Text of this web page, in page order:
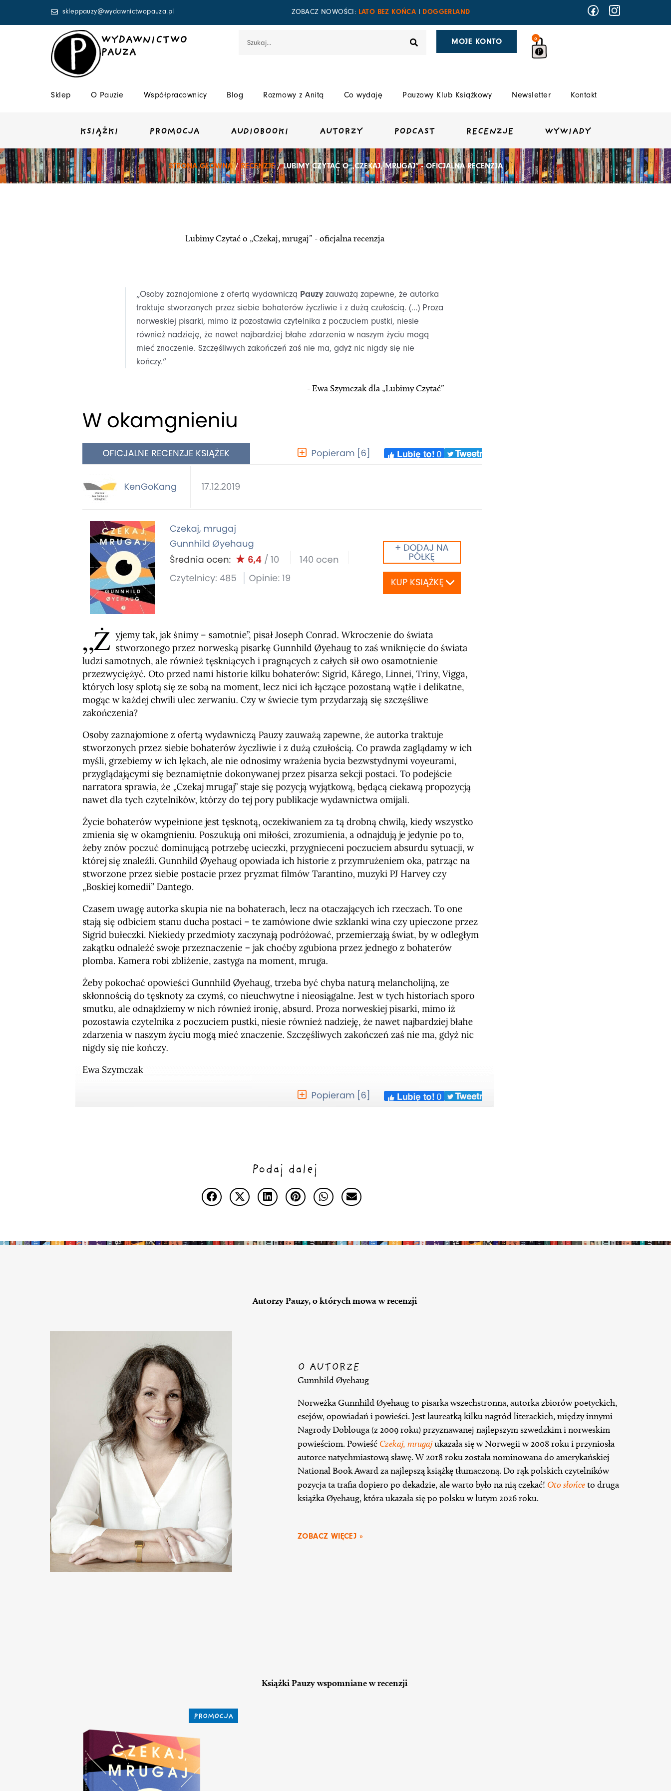
skleppauzy@wydawnictwopauza.pl ZOBACZ NOWOŚCI: LATO BEZ KOŃCA DOGGERLAND
WYDAWNICTWO
PAUZA
MOJE KONTO 0
Sklep O Pauzie Współpracownicy Blog Rozmowy z Anitą Co wydaję Pauzowy Klub Książkowy Newsletter Kontakt
KSIĄŻKI PROMOCJA AUDIOBOOKI AUTORZY PODCAST RECENZJE WYWIADY
STRONA GŁÓWNA/RECENZJE/ LUBIMY CZYTAĆ O „CZEKAJ, MRUGAJ” - OFICJALNA RECENZJA
Lubimy Czytać o „Czekaj, mrugaj” - oficjalna recenzja
„Osoby zaznajomione z ofertą wydawniczą Pauzyzauważą zapewne, że autorka
traktuje stworzonych przez siebie bohaterów życzliwie i z dużą czułością. (…) Proza
norweskiej pisarki, mimo iż pozostawia czytelnika z poczuciem pustki, niesie
również nadzieję, że nawet najbardziej błahe zdarzenia w naszym życiu mogą
mieć znaczenie. Szczęśliwych zakończeń zaś nie ma, gdyż nic nigdy się nie
kończy.”
- Ewa Szymczak dla „Lubimy Czytać”
Podaj dalej
Autorzy Pauzy, o których mowa w recenzji
O AUTORZE
Gunnhild Øyehaug
Norweżka Gunnhild Øyehaug to pisarka wszechstronna, autorka zbiorów poetyckich,
esejów, opowiadań i powieści. Jest laureatką kilku nagród literackich, między innymi
Nagrody Doblouga (z 2009 roku) przyznawanej najlepszym szwedzkim i norweskim
powieściom. Powieść Czekaj, mrugajukazała się w Norwegii w 2008 roku i przyniosła
autorce natychmiastową sławę. W 2018 roku została nominowana do amerykańskiej
National Book Award za najlepszą książkę tłumaczoną. Do rąk polskich czytelników
pozycja ta trafia dopiero po dekadzie, ale warto było na nią czekać! Oto słońceto druga
książka Øyehaug, która ukazała się po polsku w lutym 2026 roku.
ZOBACZ WIĘCEJ »
Książki Pauzy wspomniane w recenzji
PROMOCJA